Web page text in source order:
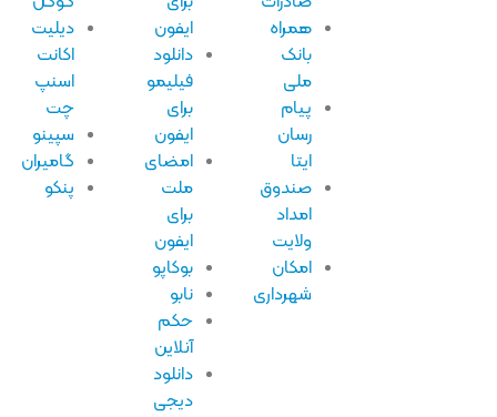
همراه
پیام
رسان
صندوق
امداد
ولایت
امکان
شهرداری
ایفون
دانلود
فیلیمو
ایفون
امضای
ایفون
بوکاپو
نابو
حکم
آنلاین
دانلود
دیجی
دیلیت
اکانت
اسنپ
سپینو
گامیران
پنکو